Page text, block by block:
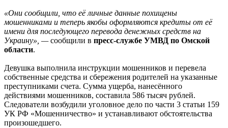
«Они сообщили, что её личные данные похищены
мошенниками и теперь якобы оформляются кредиты от её
имени для последующего перевода денежных средств на
Украину», —сообщили в пресс-службе УМВД по Омской
области.
Девушка выполнила инструкции мошенников и перевела
собственные средства и сбережения родителей на указанные
преступниками счета. Сумма ущерба, нанесённого
действиями мошенников, составила 586 тысяч рублей.
Следователи возбудили уголовное дело по части 3 статьи 159
УК РФ «Мошенничество» и устанавливают обстоятельства
произошедшего.